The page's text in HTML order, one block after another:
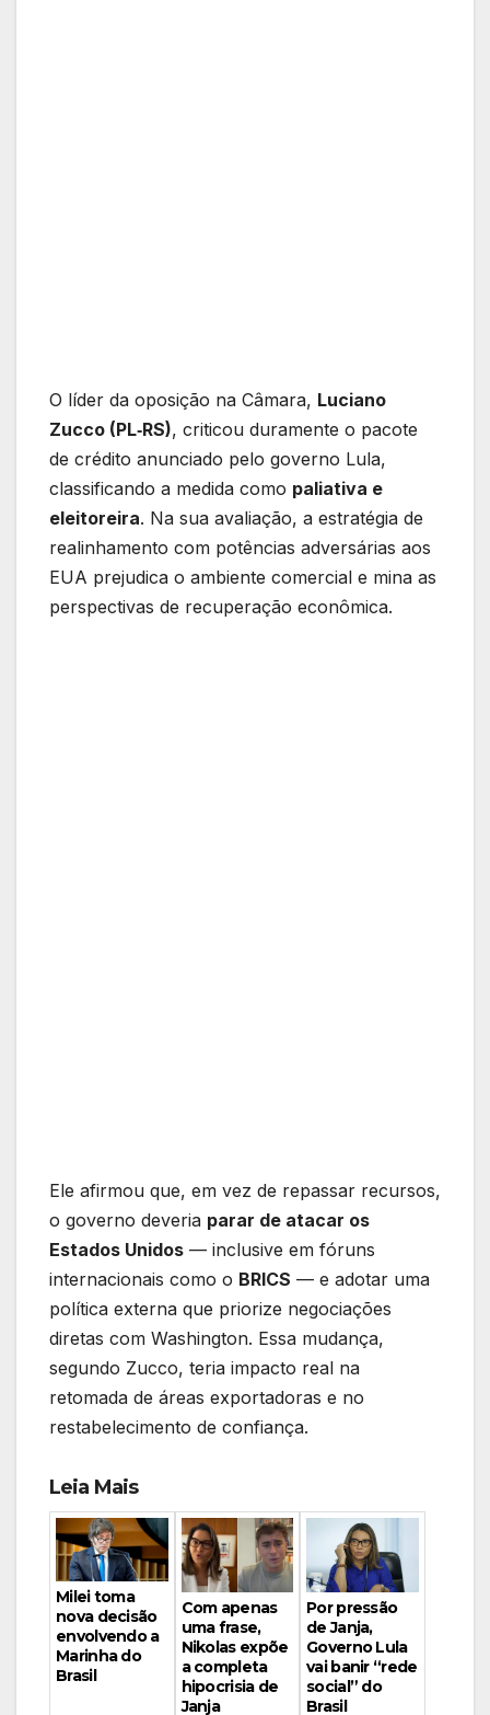
O líder da oposição na Câmara, Luciano
Zucco (PL‑RS), criticou duramente o pacote
de crédito anunciado pelo governo Lula,
classificando a medida como paliativa e
eleitoreira. Na sua avaliação, a estratégia de
realinhamento com potências adversárias aos
EUA prejudica o ambiente comercial e mina as
perspectivas de recuperação econômica.
Ele afirmou que, em vez de repassar recursos,
o governo deveria parar de atacar os
Estados Unidos — inclusive em fóruns
internacionais como o BRICS — e adotar uma
política externa que priorize negociações
diretas com Washington. Essa mudança,
segundo Zucco, teria impacto real na
retomada de áreas exportadoras e no
restabelecimento de confiança.
Leia Mais
Milei toma
nova decisão
envolvendo a
Marinha do
Brasil
Com apenas
uma frase,
Nikolas expõe
a completa
hipocrisia de
Janja
Por pressão
de Janja,
Governo Lula
vai banir “rede
social” do
Brasil